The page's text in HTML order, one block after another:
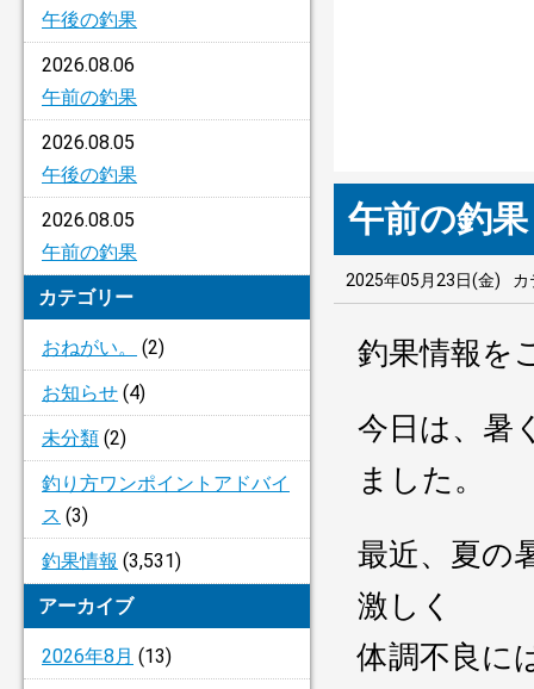
午後の釣果
2026.08.06
午前の釣果
2026.08.05
午後の釣果
2026.08.05
午前の釣果
カテゴリー
おねがい。
(2)
お知らせ (4)
未分類 (2)
釣り方ワンポイントアドバイ
ス (3)
釣果情報 (3,531)
アーカイブ
2026年8月 (13)
午前の釣果
2025年05月23日(金) カ
釣果情報を
今日は、暑
ました。
最近、夏の
激しく
体調不良に